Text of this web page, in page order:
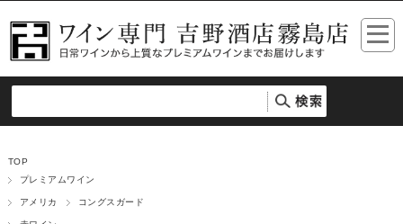
TOP
プレミアムワイン
アメリカ コングスガード